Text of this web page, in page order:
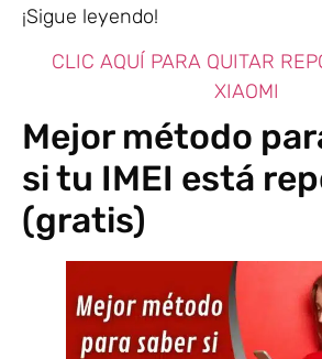
¡Sigue leyendo!
CLIC AQUÍ PARA QUITAR
XIAOMI
Mejor método
si tu IMEI está
(gratis)